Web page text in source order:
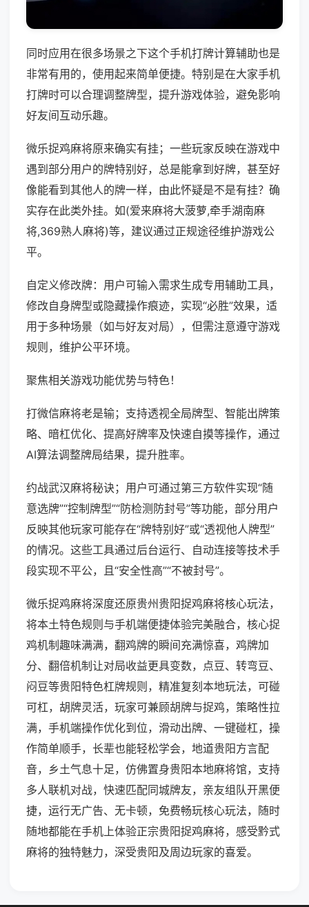
同时应用在很多场景之下这个手机打牌计算辅助也是
非常有用的，使用起来简单便捷。特别是在大家手机
打牌时可以合理调整牌型，提升游戏体验，避免影响
好友间互动乐趣。
微乐捉鸡麻将原来确实有挂；一些玩家反映在游戏中
遇到部分用户的牌特别好，总是能拿到好牌，甚至好
像能看到其他人的牌一样，由此怀疑是不是有挂？确
实存在此类外挂。如(爱来麻将大菠萝,牵手湖南麻
将,369熟人麻将)等，建议通过正规途径维护游戏公
平。
自定义修改牌：用户可输入需求生成专用辅助工具，
修改自身牌型或隐藏操作痕迹，实现“必胜”效果，适
用于多种场景（如与好友对局），但需注意遵守游戏
规则，维护公平环境。
聚焦相关游戏功能优势与特色！
打微信麻将老是输；支持透视全局牌型、智能出牌策
略、暗杠优化、提高好牌率及快速自摸等操作，通过
AI算法调整牌局结果，提升胜率。
约战武汉麻将秘诀；用户可通过第三方软件实现“随
意选牌”“控制牌型”“防检测防封号”等功能，部分用户
反映其他玩家可能存在“牌特别好”或“透视他人牌型”
的情况。这些工具通过后台运行、自动连接等技术手
段实现不平公，且“安全性高”“不被封号”。
微乐捉鸡麻将深度还原贵州贵阳捉鸡麻将核心玩法，
将本土特色规则与手机端便捷体验完美融合，核心捉
鸡机制趣味满满，翻鸡牌的瞬间充满惊喜，鸡牌加
分、翻倍机制让对局收益更具变数，点豆、转弯豆、
闷豆等贵阳特色杠牌规则，精准复刻本地玩法，可碰
可杠，胡牌灵活，玩家可兼顾胡牌与捉鸡，策略性拉
满，手机端操作优化到位，滑动出牌、一键碰杠，操
作简单顺手，长辈也能轻松学会，地道贵阳方言配
音，乡土气息十足，仿佛置身贵阳本地麻将馆，支持
多人联机对战，快速匹配同城牌友，亲友组队开黑便
捷，运行无广告、无卡顿，免费畅玩核心玩法，随时
随地都能在手机上体验正宗贵阳捉鸡麻将，感受黔式
麻将的独特魅力，深受贵阳及周边玩家的喜爱。